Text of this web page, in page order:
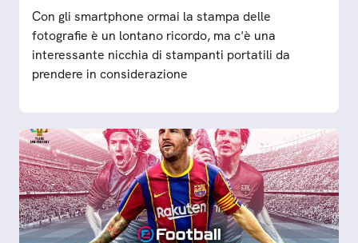
Con gli smartphone ormai la stampa delle
fotografie è un lontano ricordo, ma c'è una
interessante nicchia di stampanti portatili da
prendere in considerazione